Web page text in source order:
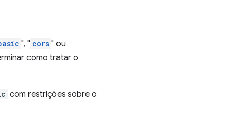
", " cors " ou
como tratar o
com restrições sobre o